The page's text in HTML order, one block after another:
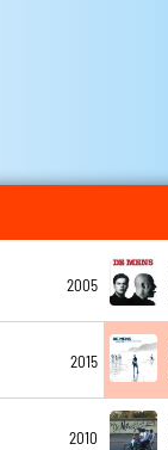
2005
2015
2010